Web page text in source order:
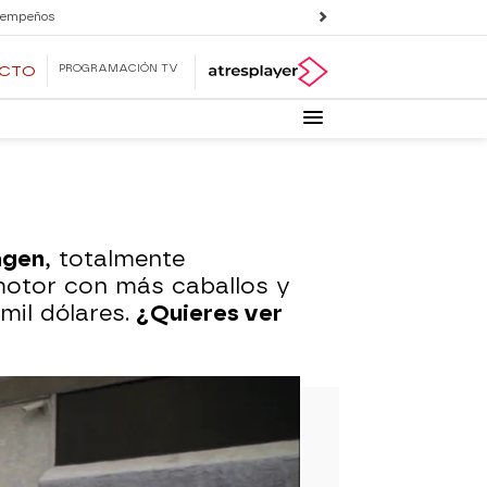
PROGRAMACIÓN TV
, totalmente
con más caballos y
dólares. ¿Quieres ver